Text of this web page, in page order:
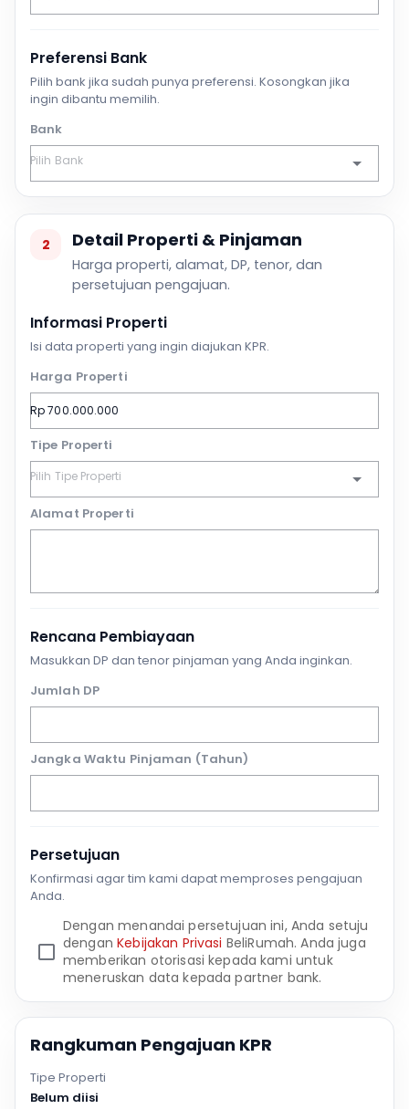
Preferensi Bank
Pilih bank jika sudah punya preferensi. Kosongkan jika
ingin dibantu memilih.
Bank
2 Detail Properti & Pinjaman
Harga properti, alamat, DP, tenor, dan
persetujuan pengajuan.
Informasi Properti
Isi data properti yang ingin diajukan KPR.
Harga Properti
Tipe Properti
Alamat Properti
Rencana Pembiayaan
Masukkan DP dan tenor pinjaman yang Anda inginkan.
Jumlah DP
Jangka Waktu Pinjaman (Tahun)
Persetujuan
Konfirmasi agar tim kami dapat memproses pengajuan
Anda.
Dengan menandai persetujuan ini, Anda setuju
denganKebijakan Privasi BeliRumah. Anda juga
memberikan otorisasi kepada kami untuk
meneruskan data kepada partner bank.
Rangkuman Pengajuan KPR
Tipe Properti
Belum diisi